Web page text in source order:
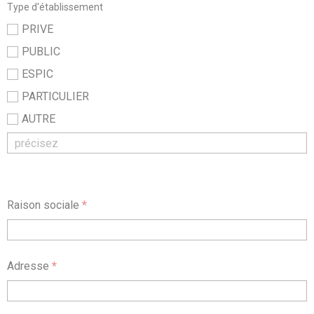
Type d'établissement
PRIVE
PUBLIC
ESPIC
PARTICULIER
AUTRE
Raison sociale *
Adresse *